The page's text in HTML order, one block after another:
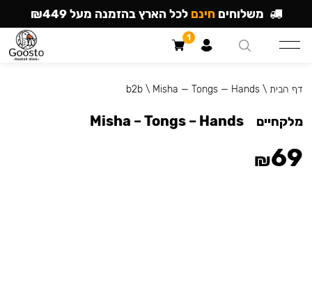
דף הבית \
b2b\ Misha — Tongs — Hands
מלקחיים Misha – Tongs – Hands
₪69
משלוחיםחינםלכל הארץ בהזמנה מעל ₪449
1